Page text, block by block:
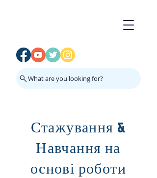
What are you looking for?
Стажування &
Навчання на
основі роботи